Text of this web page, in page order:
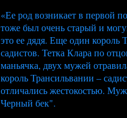
«Ее род возникает в первой
тоже был очень старый и
это ее дядя. Еще один король
садистов. Тетка Клара по
маньячка, двух мужей
король Трансильвании –
отличались жестокостью. Муж
Черный бек".